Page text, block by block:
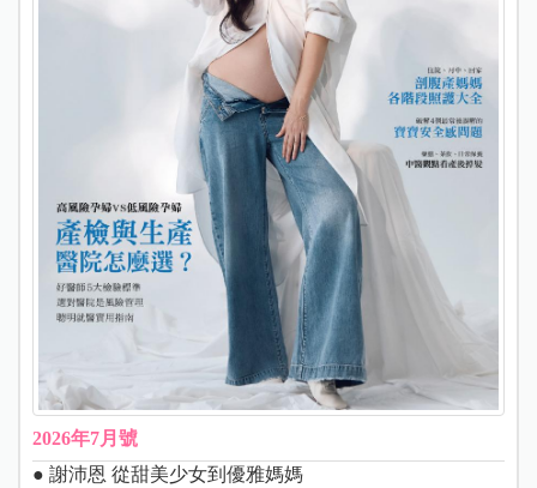
2026年7月號
● 謝沛恩 從甜美少女到優雅媽媽